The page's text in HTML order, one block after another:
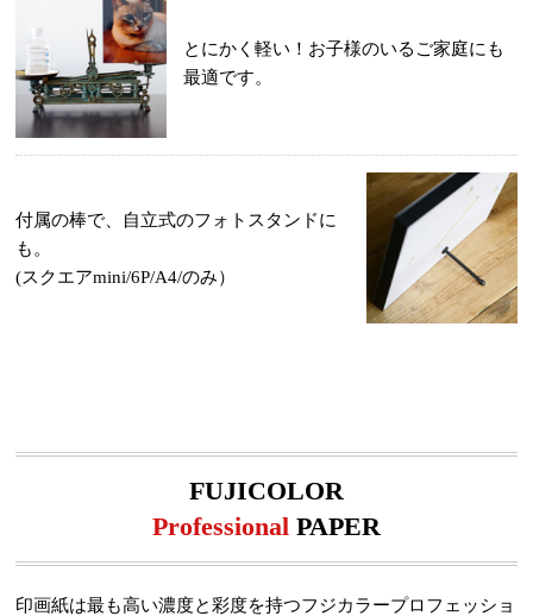
とにかく軽い！お子様のいるご家庭にも
最適です。
付属の棒で、自立式のフォトスタンドに
も。
(スクエアmini/6P/A4/のみ）
FUJICOLOR
Professional PAPER
印画紙は最も高い濃度と彩度を持つフジカラープロフェッショ